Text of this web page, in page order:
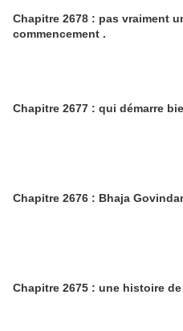
Chapitre 2678 : pas vraiment
commencement .
Chapitre 2677 : qui démarre
Chapitre 2676 : Bhaja
Chapitre 2675 : une histoire